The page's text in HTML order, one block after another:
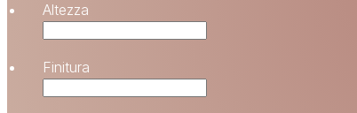
Altezza
Finitura